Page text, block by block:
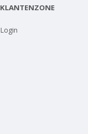
KLANTENZONE
Login